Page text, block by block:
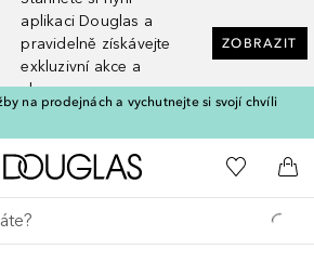
aplikaci Douglas a
pravidelně získávejte
exkluzivní akce a
slevy
ZOBRAZIT
na prodejnách a vychutnejte si svojí chvíli
Domů K mému
Do